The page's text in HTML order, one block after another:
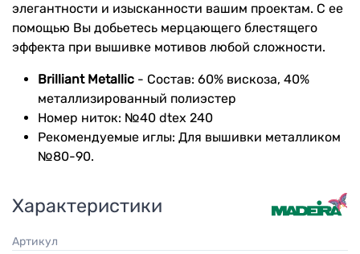
элегантности и изысканности вашим проектам. С ее
помощью Вы добьетесь мерцающего блестящего
эффекта при вышивке мотивов любой сложности.
Brilliant Metallic - Состав: 60% вискоза, 40%
металлизированный полиэстер
Номер ниток: №40 dtex 240
Рекомендуемые иглы: Для вышивки металликом
№80-90.
Характеристики
Артикул